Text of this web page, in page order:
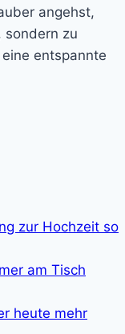
angehst,
sondern zu
entspannte
zur Hochzeit so
am Tisch
heute mehr